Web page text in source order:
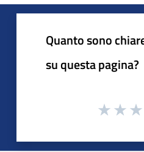
Quanto sono
su questa pagina?